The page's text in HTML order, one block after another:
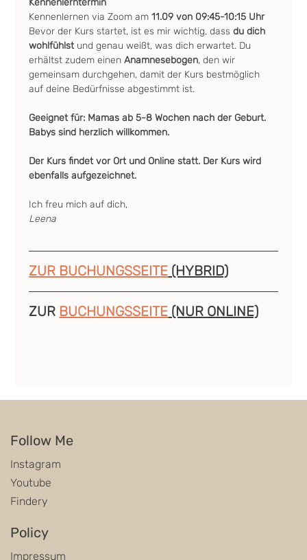
Kennenlerntermin
Kennenlernen via Zoom am 11.09 von 09:45-10:15 Uhr
Bevor der Kurs startet, ist es mir wichtig, dass du dich
wohlfühlst und genau weißt, was dich erwartet. Du
erhältst zudem einen Anamnesebogen, den wir
gemeinsam durchgehen, damit der Kurs bestmöglich
auf deine Bedürfnisse abgestimmt ist.
Geeignet für: Mamas ab 5-8 Wochen nach der Geburt.
Babys sind herzlich willkommen.
Der Kurs findet vor Ort und Online statt. Der Kurs wird
ebenfalls aufgezeichnet.
Ich freu mich auf dich,
Leena
ZUR BUCHUNGSSEITE (HYBRID)
ZUR BUCHUNGSSEITE (NUR ONLINE)
Follow Me
Instagram
Youtube
Findery
Policy
Impressum